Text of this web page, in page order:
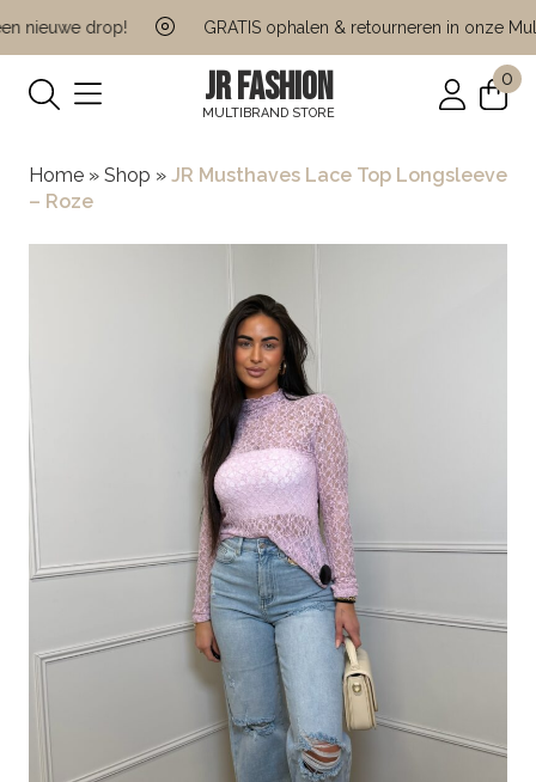
nieuwe drop! GRATIS ophalen & retourneren in onze Multi
JR FASHION
MULTIBRAND STORE
0
Home » Shop » JR Musthaves Lace Top Longsleeve
– Roze